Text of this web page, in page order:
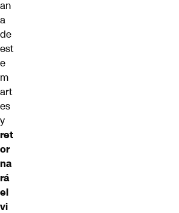
an
a
de
est
e
m
art
es
y
ret
or
na
rá
el
vi